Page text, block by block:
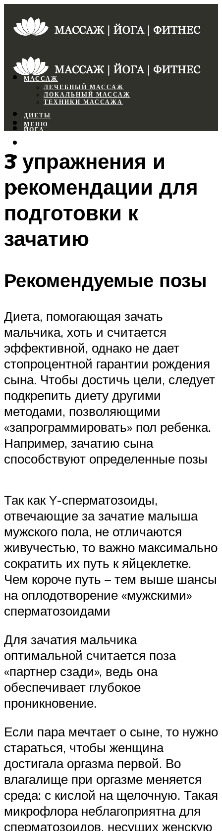
МАССАЖ
ЛЕЧЕБНЫЙ МАССАЖ
ЛОКАЛЬНЫЙ МАССАЖ
ТЕХНИКИ МАССАЖА
ДИЕТЫ
ЙОГА
ФИТНЕС
МЕНЮ
МЕНЮ
3 упражнения и
рекомендации для
подготовки к
зачатию
Рекомендуемые позы
Диета, помогающая зачать
мальчика, хоть и считается
эффективной, однако не дает
стопроцентной гарантии рождения
сына. Чтобы достичь цели, следует
подкрепить диету другими
методами, позволяющими
«запрограммировать» пол ребенка.
Например, зачатию сына
способствуют определенные позы
Так как Y-сперматозоиды,
отвечающие за зачатие малыша
мужского пола, не отличаются
живучестью, то важно максимально
сократить их путь к яйцеклетке.
Чем короче путь – тем выше шансы
на оплодотворение «мужскими»
сперматозоидами
Для зачатия мальчика
оптимальной считается поза
«партнер сзади», ведь она
обеспечивает глубокое
проникновение.
Если пара мечтает о сыне, то нужно
стараться, чтобы женщина
достигала оргазма первой. Во
влагалище при оргазме меняется
среда: с кислой на щелочную. Такая
микрофлора неблагоприятна для
сперматозоидов, несущих женскую